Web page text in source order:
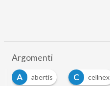
Argomenti
A
abertis C cellnex